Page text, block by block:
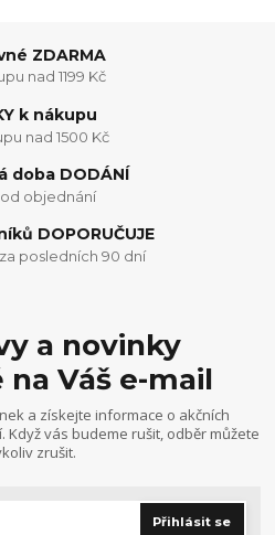
ZDARMA
nad 1199 Kč
k nákupu
nad 1500 Kč
doba DODÁNÍ
objednání
DOPORUČUJE
posledních 90 dní
a novinky
Váš e-mail
a získejte informace o akčních
vás budeme rušit, odběr můžete
zrušit.
Přihlásit se